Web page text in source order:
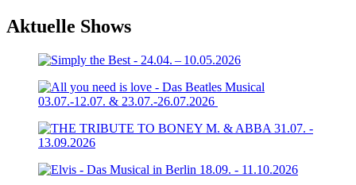
Aktuelle Shows